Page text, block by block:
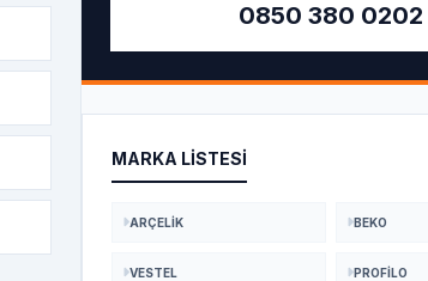
0850 380 0202
MARKA LISTESI
ARÇELIK BEKO
VESTEL PROFILO